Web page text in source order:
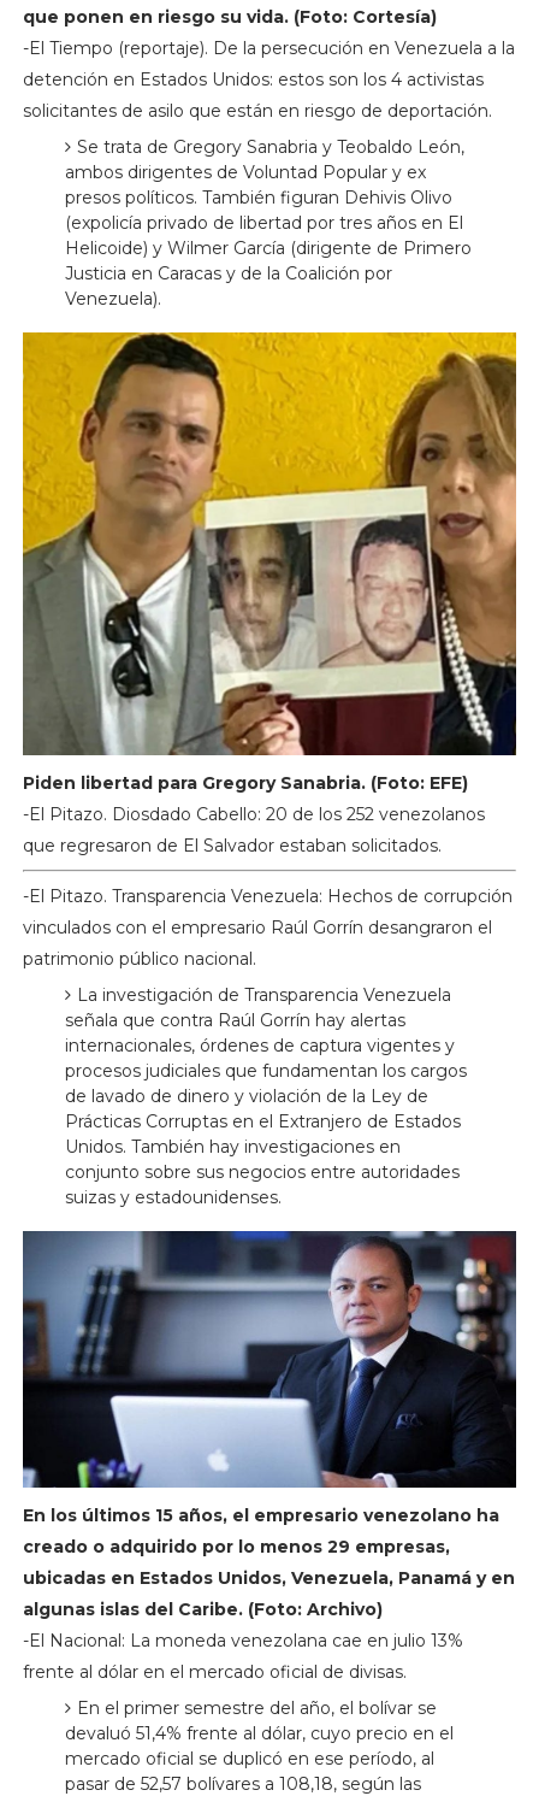
que ponen en riesgo su vida. (Foto: Cortesía)
-El Tiempo (reportaje). De la persecución en Venezuela a la
detención en Estados Unidos: estos son los 4 activistas
solicitantes de asilo que están en riesgo de deportación.
Se trata de Gregory Sanabria y Teobaldo León,
ambos dirigentes de Voluntad Popular y ex
presos políticos. También figuran Dehivis Olivo
(expolicía privado de libertad por tres años en El
Helicoide) y Wilmer García (dirigente de Primero
Justicia en Caracas y de la Coalición por
Venezuela).
Piden libertad para Gregory Sanabria. (Foto: EFE)
-El Pitazo. Diosdado Cabello: 20 de los 252 venezolanos
que regresaron de El Salvador estaban solicitados.
-El Pitazo. Transparencia Venezuela: Hechos de corrupción
vinculados con el empresario Raúl Gorrín desangraron el
patrimonio público nacional.
La investigación de Transparencia Venezuela
señala que contra Raúl Gorrín hay alertas
internacionales, órdenes de captura vigentes y
procesos judiciales que fundamentan los cargos
de lavado de dinero y violación de la Ley de
Prácticas Corruptas en el Extranjero de Estados
Unidos. También hay investigaciones en
conjunto sobre sus negocios entre autoridades
suizas y estadounidenses.
En los últimos 15 años, el empresario venezolano ha
creado o adquirido por lo menos 29 empresas,
ubicadas en Estados Unidos, Venezuela, Panamá y en
algunas islas del Caribe. (Foto: Archivo)
-El Nacional: La moneda venezolana cae en julio 13%
frente al dólar en el mercado oficial de divisas.
En el primer semestre del año, el bolívar se
devaluó 51,4% frente al dólar, cuyo precio en el
mercado oficial se duplicó en ese período, al
pasar de 52,57 bolívares a 108,18, según las